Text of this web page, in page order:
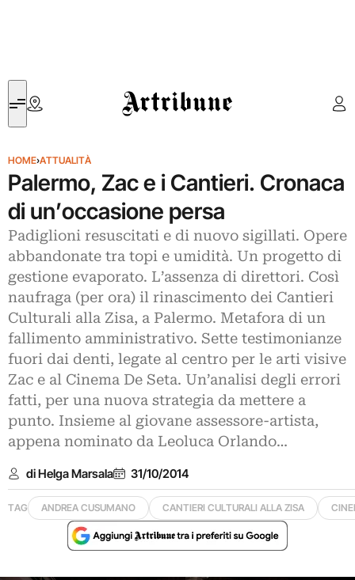
Artribune
HOME›ATTUALITÀ
Palermo, Zac e i Cantieri. Cronaca
di un’occasione persa
Padiglioni resuscitati e di nuovo sigillati. Opere
abbandonate tra topi e umidità. Un progetto di
gestione evaporato. L’assenza di direttori. Così
naufraga (per ora) il rinascimento dei Cantieri
Culturali alla Zisa, a Palermo. Metafora di un
fallimento amministrativo. Sette testimonianze
fuori dai denti, legate al centro per le arti visive
Zac e al Cinema De Seta. Un’analisi degli errori
fatti, per una nuova strategia da mettere a
punto. Insieme al giovane assessore-artista,
appena nominato da Leoluca Orlando…
di Helga Marsala 31/10/2014
TAG ANDREA CUSUMANO CANTIERI CULTURALI ALLA ZISA